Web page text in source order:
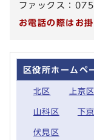
ファックス：
お電話の際はお
区役所ホームペ
北区 上京区
山科区 下
伏見区